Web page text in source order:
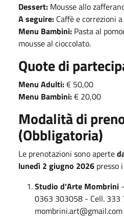
Dessert: Mousse allo
A seguire: Caffè e correzioni
Menu Bambini: Pasta al
mousse al cioccolato.
Quote di
Menu Adulti:€ 50,00
Menu Bambini:€ 20,00
Modalità di
(Obbligatoria)
Le prenotazioni sono aperte
lunedì 2 giugno 2026 presso
Studio d'Arte Mombrini
0363 303058 - Cell. 333
mombrini.art@gmail.com